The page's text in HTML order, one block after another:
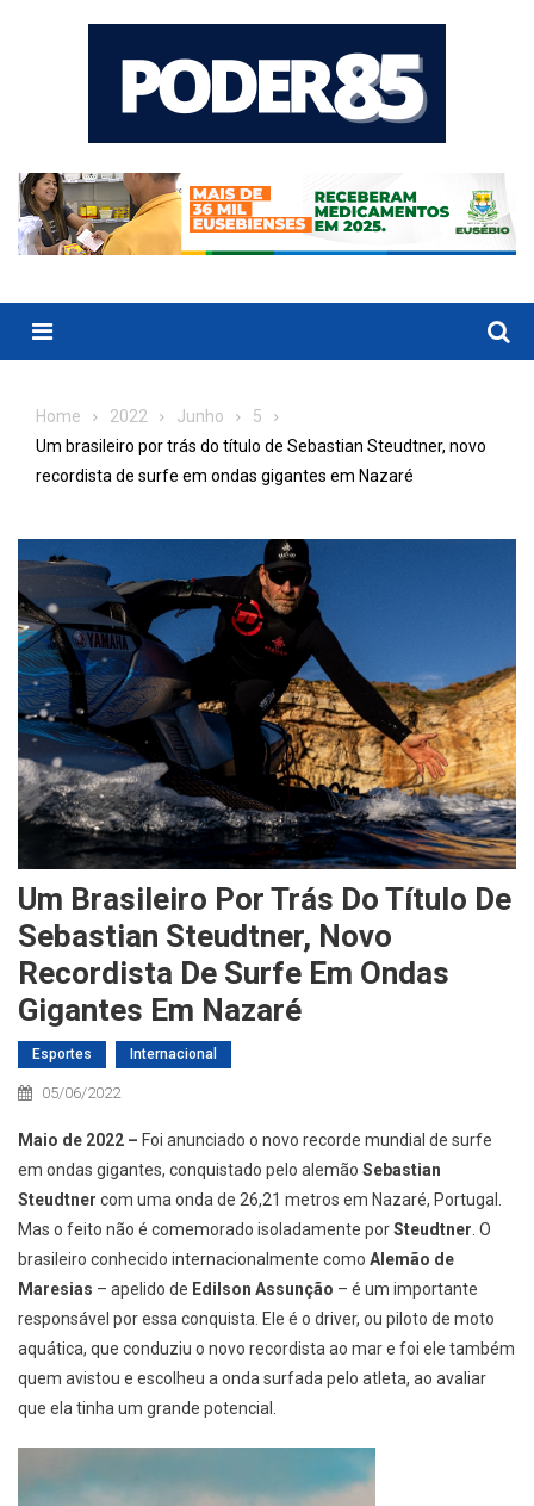
Menu
Home 2022 Junho
5
Um brasileiro por trás do título de Sebastian Steudtner, novo
recordista de surfe em ondas gigantes em Nazaré
Um Brasileiro Por Trás Do Título De
Sebastian Steudtner, Novo
Recordista De Surfe Em Ondas
Gigantes Em Nazaré
Esportes Internacional
05/06/2022
Maio de 2022 – Foi anunciado o novo recorde mundial de surfe
em ondas gigantes, conquistado pelo alemão Sebastian
Steudtner com uma onda de 26,21 metros em Nazaré, Portugal.
Mas o feito não é comemorado isoladamente porSteudtner. O
brasileiro conhecido internacionalmente como Alemão de
Maresias – apelido de Edilson Assunção – é um importante
responsável por essa conquista. Ele é o driver, ou piloto de moto
aquática, que conduziu o novo recordista ao mar e foi ele também
quem avistou e escolheu a onda surfada pelo atleta, ao avaliar
que ela tinha um grande potencial.